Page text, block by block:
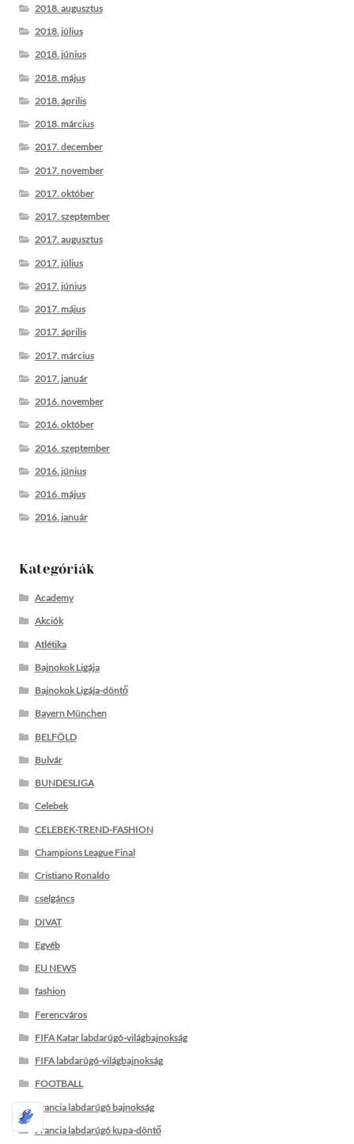
2018. augusztus
2018. július
2018. június
2018. május
2018. április
2018. március
2017. december
2017. november
2017. október
2017. szeptember
2017. augusztus
2017. július
2017. június
2017. május
2017. április
2017. március
2017. január
2016. november
2016. október
2016. szeptember
2016. június
2016. május
2016. január
Kategóriák
Academy
Akciók
Atlétika
Bajnokok Ligája
Bajnokok Ligája-döntő
Bayern München
BELFÖLD
Bulvár
BUNDESLIGA
Celebek
CELEBEK-TREND-FASHION
Champions League Final
Cristiano Ronaldo
cselgáncs
DIVAT
Egyéb
EU NEWS
fashion
Ferencváros
FIFA Katar labdarúgó-világbajnokság
FIFA labdarúgó-világbajnokság
FOOTBALL
Francia labdarúgó bajnokság
Francia labdarúgó kupa-döntő